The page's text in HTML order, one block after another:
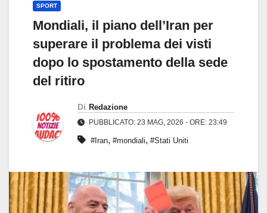
SPORT
Mondiali, il piano dell’Iran per
superare il problema dei visti
dopo lo spostamento della sede
del ritiro
Di Redazione
PUBBLICATO: 23 MAG, 2026 - ORE: 23:49
#Iran, #mondiali, #Stati Uniti